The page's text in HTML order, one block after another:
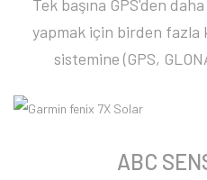
Tek başına GPS'den
yapmak için birden fazla
sistemine (GPS,
ABC